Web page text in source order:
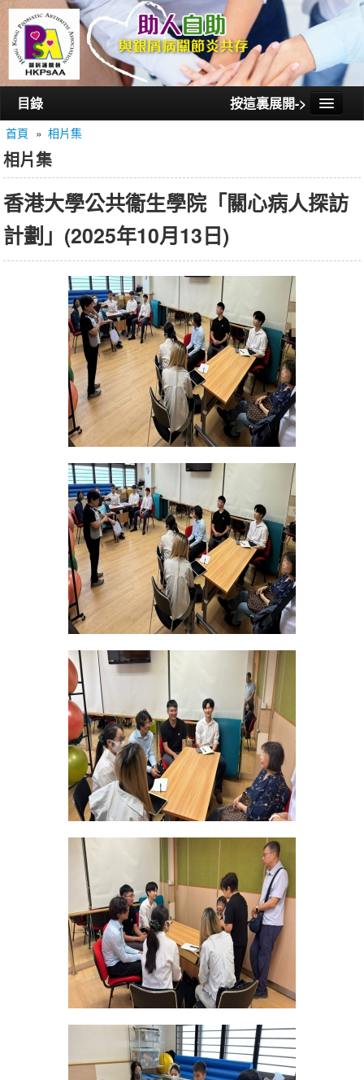
目錄 按這裏展開->
首頁
認識銀屑護關會
認識銀屑關節炎
活動/講座
會員通訊
聯絡我們
首頁 » 相片集
相片集
香港大學公共衞生學院「關心病人探訪
計劃」(2025年10月13日)